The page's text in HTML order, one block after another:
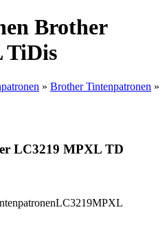
Brother
TiDis
» Brother Tintenpatronen »
LC3219 MPXL TD